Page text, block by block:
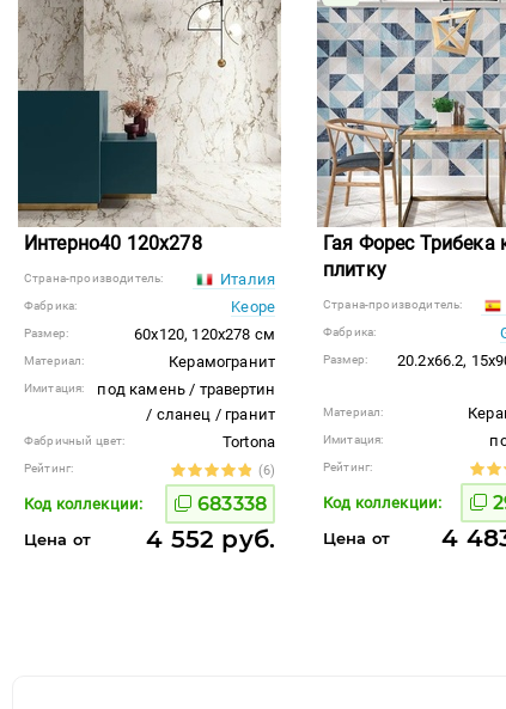
Интерно40 120x278
Страна-производитель: Италия
Фабрика: Keope
Размер: 60x120, 120x278 см
Материал: Керамогранит
Имитация:
под камень / травертин
/ сланец / гранит
Фабричный цвет: Tortona
Рейтинг: (6)
Код коллекции: 683338
Цена от 4 552 руб.
Гая Форес Трибека
плитку
Страна-производитель:
Фабрика:
Размер:
20.2x66.2,
Материал:
Имитация:
Рейтинг:
Код коллекции:
Цена от 4